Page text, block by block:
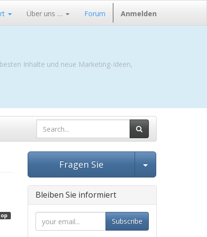
Über uns … Forum Anmelden
Inhalte und neue Marketing-Ideen,
Fragen Sie Beitrag
Bleiben Sie informiert
Subscribe